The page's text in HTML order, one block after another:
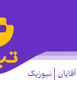
آقایان نیوزیک